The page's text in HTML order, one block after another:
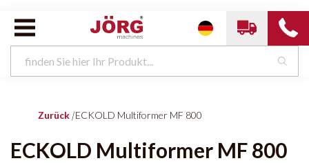
Zurück |ECKOLD Multiformer MF 800
ECKOLD Multiformer MF 800